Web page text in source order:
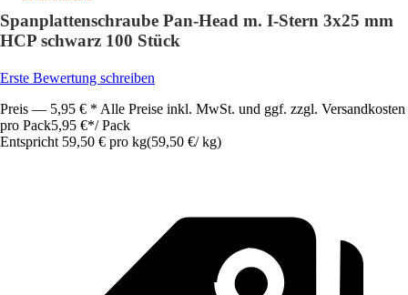
Spanplattenschraube Pan-Head m. I-Stern 3x25 mm
HCP schwarz 100 Stück
Erste Bewertung schreiben
Preis — 5,95 € * Alle Preise inkl. MwSt. und ggf. zzgl. Versandkosten
pro Pack5,95 €*/ Pack
Entspricht 59,50 € pro kg(59,50 €/ kg)